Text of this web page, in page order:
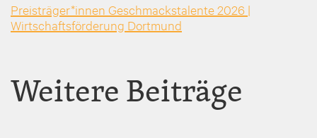
Preisträger*innen Geschmackstalente 2026 |
Wirtschaftsförderung Dortmund
Weitere Beiträge